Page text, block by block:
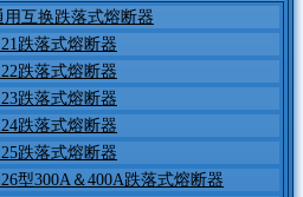
用互换跌落式熔断器
跌落式熔断器
跌落式熔断器
跌落式熔断器
跌落式熔断器
跌落式熔断器
型300A＆400A跌落式熔断器